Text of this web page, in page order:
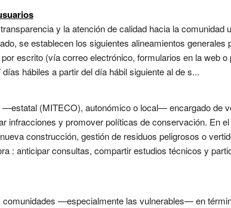
y la atención de calidad hacia la comunidad
se establecen los siguientes alineamientos generales
escrito (vía correo electrónico, formularios en la web o
hábiles a partir del día hábil siguiente al de s...
(MITECO), autonómico o local— encargado de
infracciones y promover políticas de conservación. En
construcción, gestión de residuos peligrosos o
: anticipar consultas, compartir estudios técnicos y
—especialmente las vulnerables— en